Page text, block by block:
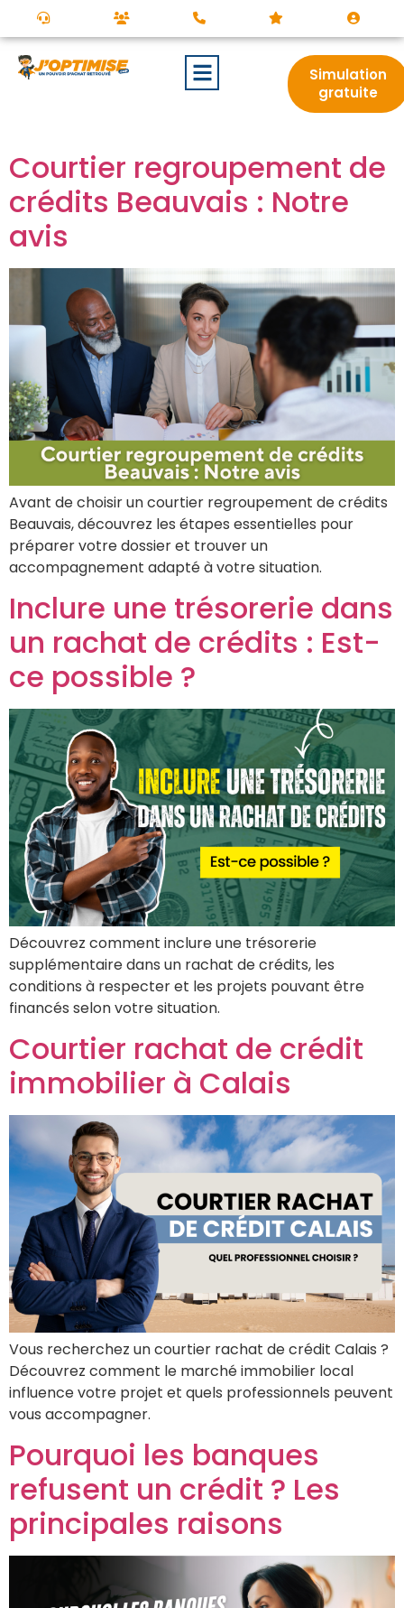
Simulation
gratuite
Courtier regroupement de
crédits Beauvais : Notre
avis
Avant de choisir un courtier regroupement de crédits
Beauvais, découvrez les étapes essentielles pour
préparer votre dossier et trouver un
accompagnement adapté à votre situation.
Inclure une trésorerie dans
un rachat de crédits : Est-
ce possible ?
Découvrez comment inclure une trésorerie
supplémentaire dans un rachat de crédits, les
conditions à respecter et les projets pouvant être
financés selon votre situation.
Courtier rachat de crédit
immobilier à Calais
Vous recherchez un courtier rachat de crédit Calais ?
Découvrez comment le marché immobilier local
influence votre projet et quels professionnels peuvent
vous accompagner.
Pourquoi les banques
refusent un crédit ? Les
principales raisons